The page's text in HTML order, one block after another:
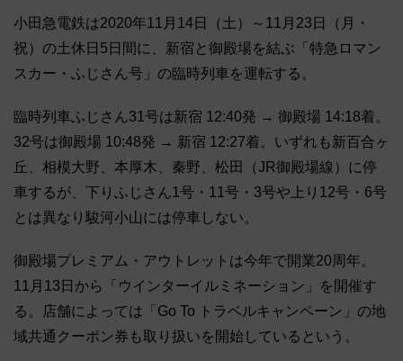
小田急電鉄は2020年11月14日（土）～11月23日（月・
祝）の土休日5日間に、新宿と御殿場を結ぶ「特急ロマン
スカー・ふじさん号」の臨時列車を運転する。
臨時列車ふじさん31号は新宿 12:40発 → 御殿場 14:18着。
32号は御殿場 10:48発 → 新宿 12:27着。いずれも新百合ヶ
丘、相模大野、本厚木、秦野、松田（JR御殿場線）に停
車するが、下りふじさん1号・11号・3号や上り12号・6号
とは異なり駿河小山には停車しない。
御殿場プレミアム・アウトレットは今年で開業20周年。
11月13日から「ウインターイルミネーション」を開催す
る。店舗によっては「Go To トラベルキャンペーン」の地
域共通クーポン券も取り扱いを開始しているという。